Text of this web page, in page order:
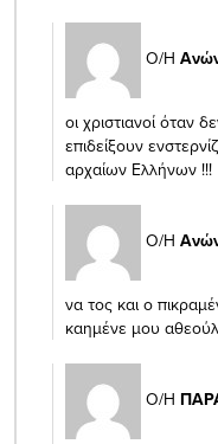
Ο/Η
οι χριστιανοί όταν
επιδείξουν
αρχαίων Ελλήνων !!!
Ο/Η
να τος και ο
καημένε μου
Ο/Η